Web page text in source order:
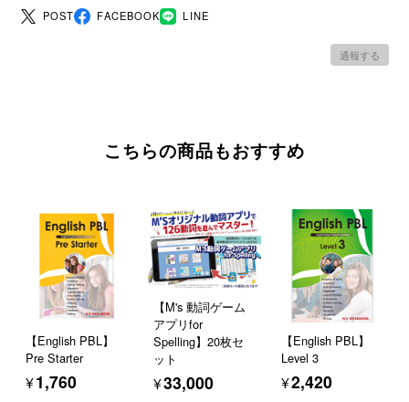
POST FACEBOOK LINE
通報する
こちらの商品もおすすめ
【English PBL】
Pre Starter
¥1,760
【M's 動詞ゲーム
アプリfor
Spelling】20枚セ
ット
¥33,000
【English PBL】
Level 3
¥2,420